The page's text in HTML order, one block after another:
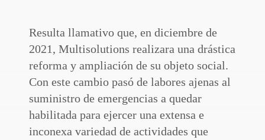
Resulta llamativo que, en diciembre de
2021, Multisolutions realizara una drástica
reforma y ampliación de su objeto social.
Con este cambio pasó de labores ajenas al
suministro de emergencias a quedar
habilitada para ejercer una extensa e
inconexa variedad de actividades que